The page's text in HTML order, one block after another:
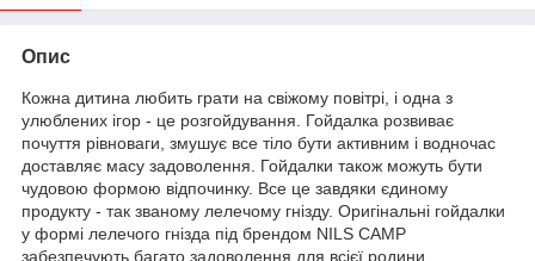
Опис
Кожна дитина любить грати на свіжому повітрі, і одна з
улюблених ігор - це розгойдування. Гойдалка розвиває
почуття рівноваги, змушує все тіло бути активним і водночас
доставляє масу задоволення. Гойдалки також можуть бути
чудовою формою відпочинку. Все це завдяки єдиному
продукту - так званому лелечому гнізду. Оригінальні гойдалки
у формі лелечого гнізда під брендом NILS CAMP
забезпечують багато задоволення для всієї родини.